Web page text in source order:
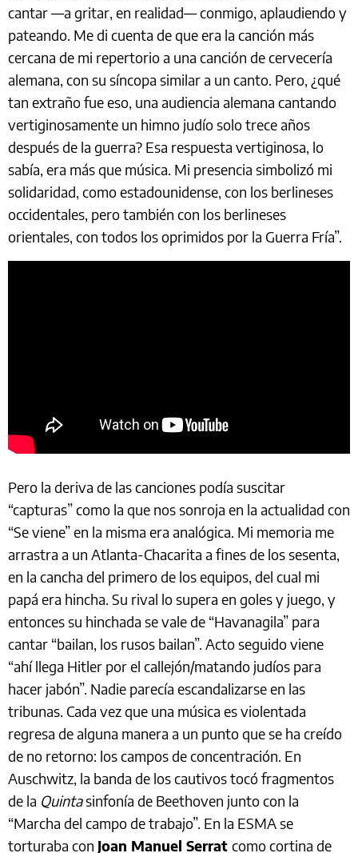
cantar —a gritar, en realidad— conmigo, aplaudiendo y
pateando. Me di cuenta de que era la canción más
cercana de mi repertorio a una canción de cervecería
alemana, con su síncopa similar a un canto. Pero, ¿qué
tan extraño fue eso, una audiencia alemana cantando
vertiginosamente un himno judío solo trece años
después de la guerra? Esa respuesta vertiginosa, lo
sabía, era más que música. Mi presencia simbolizó mi
solidaridad, como estadounidense, con los berlineses
occidentales, pero también con los berlineses
orientales, con todos los oprimidos por la Guerra Fría”.
Pero la deriva de las canciones podía suscitar
“capturas” como la que nos sonroja en la actualidad con
“Se viene” en la misma era analógica. Mi memoria me
arrastra a un Atlanta-Chacarita a fines de los sesenta,
en la cancha del primero de los equipos, del cual mi
papá era hincha. Su rival lo supera en goles y juego, y
entonces su hinchada se vale de “Havanagila” para
cantar “bailan, los rusos bailan”. Acto seguido viene
“ahí llega Hitler por el callejón/matando judíos para
hacer jabón”. Nadie parecía escandalizarse en las
tribunas. Cada vez que una música es violentada
regresa de alguna manera a un punto que se ha creído
de no retorno: los campos de concentración. En
Auschwitz, la banda de los cautivos tocó fragmentos
de la Quintasinfonía de Beethoven junto con la
“Marcha del campo de trabajo”. En la ESMA se
torturaba con Joan Manuel Serrat como cortina de